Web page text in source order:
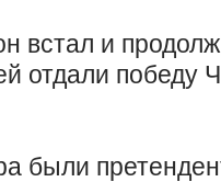
встал и
отдали победу
были